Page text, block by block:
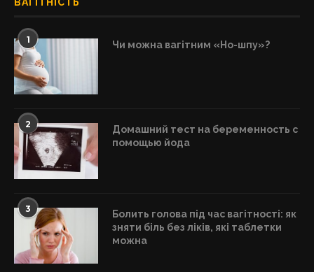
ВАГІТНІСТЬ
1 Чи можна вагітним «Но-шпу»?
2
Домашний тест на беременность с
помощью йода
3
Болить голова під час вагітності: як
зняти біль без ліків, які таблетки
можна